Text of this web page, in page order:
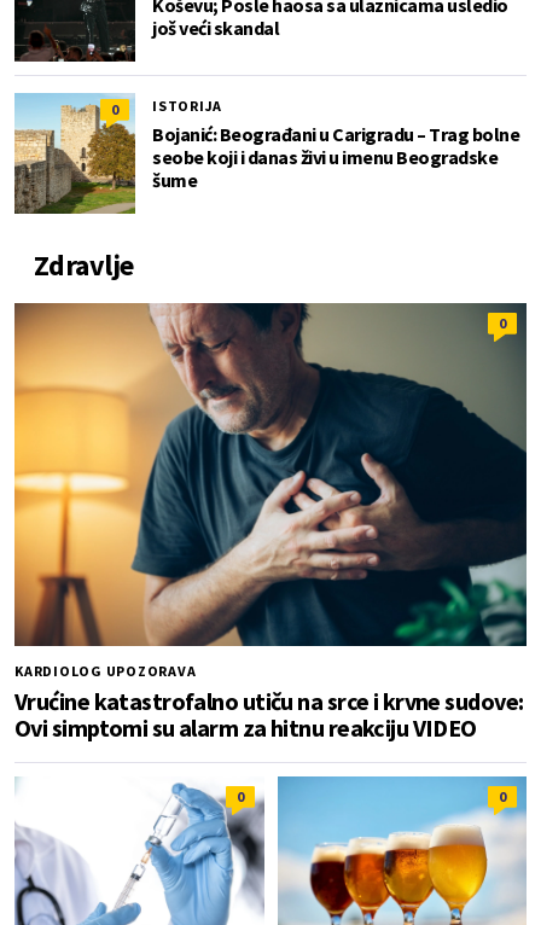
Koševu; Posle haosa sa ulaznicama usledio
još veći skandal
0 ISTORIJA
Bojanić: Beograđani u Carigradu – Тrag bolne
seobe koji i danas živi u imenu Beogradske
šume
Zdravlje
0
KARDIOLOG UPOZORAVA
Vrućine katastrofalno utiču na srce i krvne sudove:
Ovi simptomi su alarm za hitnu reakciju VIDEO
0 0